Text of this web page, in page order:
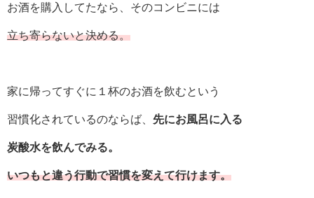
お酒を購入してたなら、そのコンビニには
立ち寄らないと決める。
家に帰ってすぐに１杯のお酒を飲むという
習慣化されているのならば、 先にお風呂に入る
炭酸水を飲んでみる。
いつもと違う行動で習慣を変えて行けます。